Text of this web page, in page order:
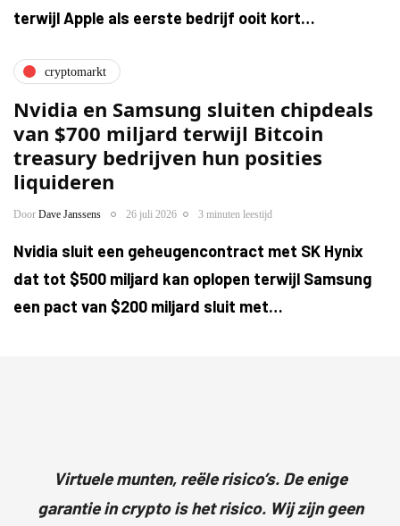
terwijl Apple als eerste bedrijf ooit kort…
cryptomarkt
Nvidia en Samsung sluiten chipdeals
van $700 miljard terwijl Bitcoin
treasury bedrijven hun posities
liquideren
Door Dave Janssens 26 juli 2026 3 minuten leestijd
Nvidia sluit een geheugencontract met SK Hynix
dat tot $500 miljard kan oplopen terwijl Samsung
een pact van $200 miljard sluit met…
Virtuele munten, reële risico’s. De enige
garantie in crypto is het risico. Wij zijn geen